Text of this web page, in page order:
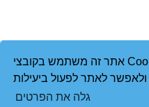
אתר זה משתמש בקובצי Cookie כדי לשפר את
גלה את הפרטים